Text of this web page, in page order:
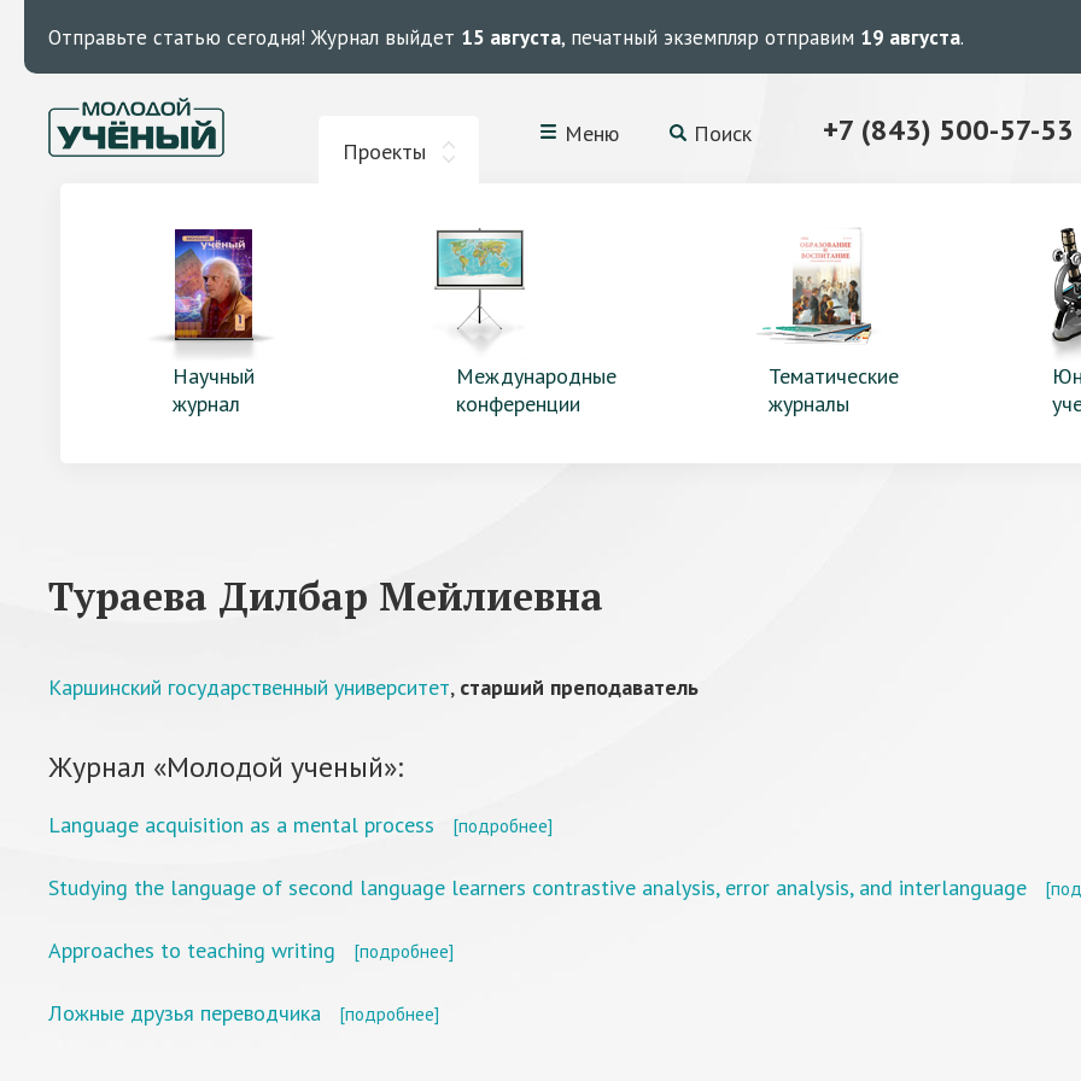
Отправьте статью сегодня! Журнал выйдет 15 августа, печатный экземпляр отправим 19 августа.
Проекты
Меню Поиск +7 (843) 500-57-53
Научный
журнал
Международные
конференции
Тематические
журналы
Тураева Дилбар Мейлиевна
Каршинский государственный университет, старший преподаватель
Журнал «Молодой ученый»:
Language acquisition as a mental process [подробнее]
Studying the language of second language learners contrastive analysis, error analysis, and interlanguage
Approaches to teaching writing [подробнее]
Ложные друзья переводчика [подробнее]